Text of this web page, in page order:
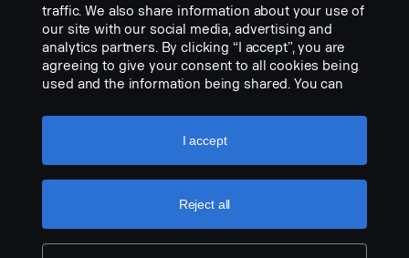
Réf.:1931770
Part Description:
Pas de description disponible
traffic. We also share information about your use of
our site with our social media, advertising and
analytics partners. By clicking “I accept”, you are
agreeing to give your consent to all cookies being
used and the information being shared. You can
settings” and selecting the categories you’d like to
accept. For a more detailed explanation of how we
Reject all
I accept